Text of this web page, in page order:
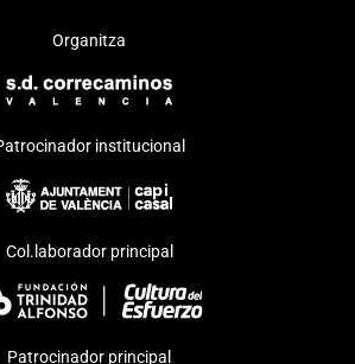
Organitza
institucional
Col.laborador principal
Patrocinador principal